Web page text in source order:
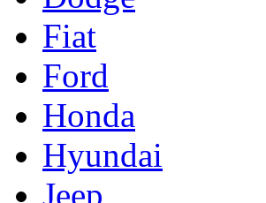
Fiat
Ford
Honda
Hyundai
Jeep